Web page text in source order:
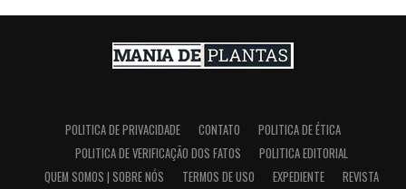
POLITICA DE PRIVACIDADE CONTATO
POLITICA DE ÉTICA
POLITICA DE VERIFICAÇÃO DOS FATOS
POLITICA EDITORIAL
QUEM SOMOS | SOBRE NÓS
TERMOS DE USO EXPEDIENTE REVISTA